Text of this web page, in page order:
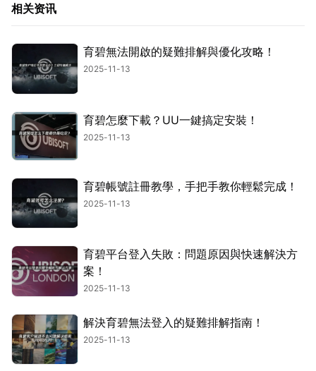
相关资讯
育碧無法開啟的疑難排解與優化攻略！
2025-11-13
育碧怎麼下載？UU一鍵搞定安裝！
2025-11-13
育碧帳號註冊教學，手把手教你輕鬆完成！
2025-11-13
育碧平台登入失敗：問題原因與快速解決方
案！
2025-11-13
解決育碧無法登入的疑難排解指南！
2025-11-13